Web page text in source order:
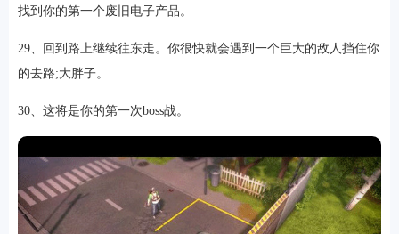
找到你的第一个废旧电子产品。
29、回到路上继续往东走。你很快就会遇到一个巨大的敌人挡住你
的去路;大胖子。
30、这将是你的第一次boss战。